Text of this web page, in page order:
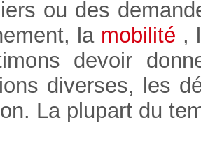
ou des
la mobilité ,
devoir
diverses, les
La plupart du